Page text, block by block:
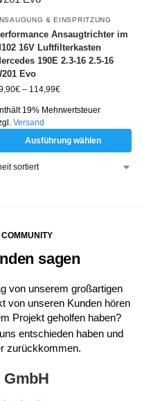
& EINSPRITZUNG
Ansaugtrichter im
16V Luftfilterkasten
190E 2.3-16 2.5-16
Evo
€ – 114,99€
19% Mehrwertsteuer
Versand
Ausführung wählen
sagen
von unserem großartigen
von unseren Kunden hören
Projekt geholfen haben?
entschieden haben und
zurückkommen.